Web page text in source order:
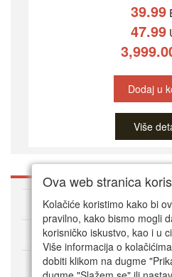
39.99
47.99
Dodaj u
Više
O DVD Zoni
Kako kupovati online
Korisnički servis
Ova web stranica
Kolačiće koristimo kako bi
pravilno, kako bismo mogli
korisničko iskustvo, kao i u
Više informacija o
dobiti klikom na dugme